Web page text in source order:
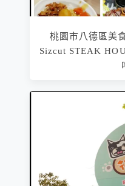
桃園市八德區美
Sizcut STEAK